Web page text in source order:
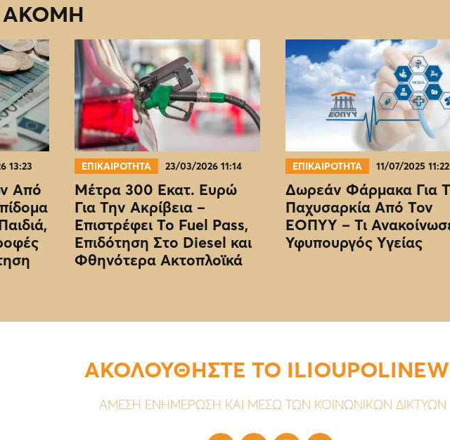
ΑΚΟΜΗ
13:23
Από
ΕΠΙΚΑΙΡΟΤΗΤΑ 23/03/2026 11:14
Μέτρα 300 Εκατ. Ευρώ
Για Την Ακρίβεια –
Επιστρέφει Το Fuel Pass,
Επιδότηση Στο Diesel και
Φθηνότερα Ακτοπλοϊκά
ΕΠΙΚΑΙΡΟΤΗΤΑ 11/07/2025 11:22
Δωρεάν Φάρμακα Για
Παχυσαρκία Από Τον
EOΠΥΥ – Τι
Υφυπουργός Υγείας
ΑΚΟΛΟΥΘΗΣΤΕ ΤΟ
ΑΜΕΣΗ ΕΝΗΜΕΡΩΣΗ ΚΑΙ ΜΕΣΩ ΤΩΝ ΚΟΙΝΩΝΙΚΩΝ ΔΙΚΤΥΩΝ